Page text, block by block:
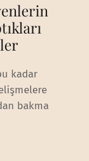
kadar
bakma